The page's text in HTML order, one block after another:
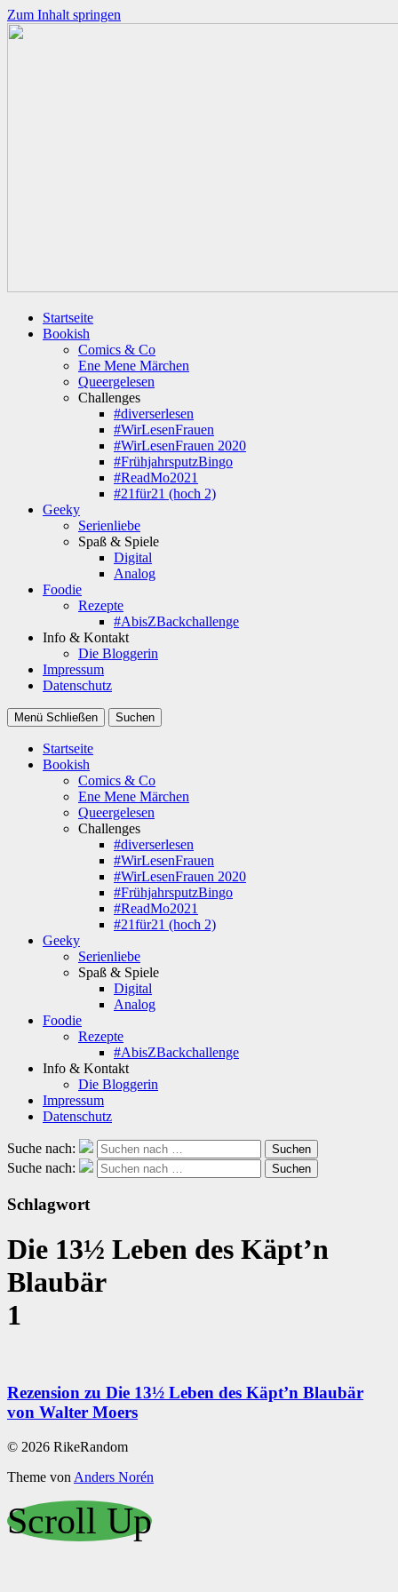
Zum Inhalt springen
Startseite
Bookish
Comics & Co
Ene Mene Märchen
Queergelesen
Challenges
#diverserlesen
#WirLesenFrauen
#WirLesenFrauen 2020
#FrühjahrsputzBingo
#ReadMo2021
#21für21 (hoch 2)
Geeky
Serienliebe
Spaß & Spiele
Digital
Analog
Foodie
Rezepte
#AbisZBackchallenge
Info & Kontakt
Die Bloggerin
Impressum
Datenschutz
Menü Schließen Suchen
Startseite
Bookish
Comics & Co
Ene Mene Märchen
Queergelesen
Challenges
#diverserlesen
#WirLesenFrauen
#WirLesenFrauen 2020
#FrühjahrsputzBingo
#ReadMo2021
#21für21 (hoch 2)
Geeky
Serienliebe
Spaß & Spiele
Digital
Analog
Foodie
Rezepte
#AbisZBackchallenge
Info & Kontakt
Die Bloggerin
Impressum
Datenschutz
Suche nach: Suchen
Suche nach: Suchen
Schlagwort
Die 13½ Leben des Käpt’n
Blaubär
1
Rezension zu Die 13½ Leben des Käpt’n Blaubär
von Walter Moers
© 2026 RikeRandom
Theme von Anders Norén
Scroll Up